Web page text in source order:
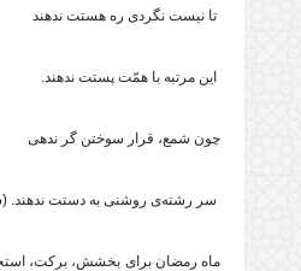
تا نیست نگردی ره هستت ندهند
این مرتبه با همّت پستت ندهند.
چون شمع، قرار سوختن گر ندهی
سر رشته‌ی روشنی به دستت ندهند.
ماه رمضان برای بخشش، برکت،